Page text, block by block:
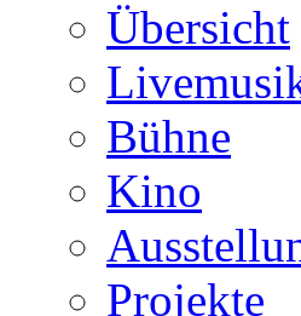
Übersicht
Bühne
Kino
Projekte